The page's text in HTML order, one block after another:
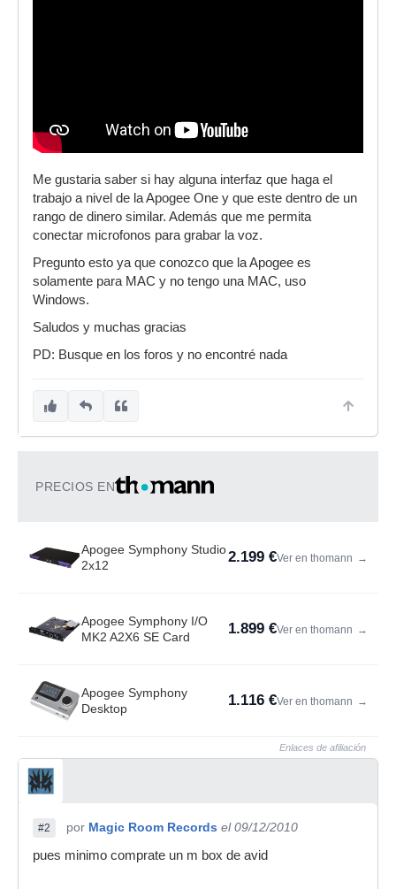
Me gustaria saber si hay alguna interfaz que haga el
trabajo a nivel de la Apogee One y que este dentro de un
rango de dinero similar. Además que me permita
conectar microfonos para grabar la voz.
Pregunto esto ya que conozco que la Apogee es
solamente para MAC y no tengo una MAC, uso
Windows.
Saludos y muchas gracias
PD: Busque en los foros y no encontré nada
PRECIOS EN
Apogee Symphony Studio
2x12
2.199 €Ver en thomann →
Apogee Symphony I/O
MK2 A2X6 SE Card
1.899 €Ver en thomann →
Apogee Symphony
Desktop
1.116 €Ver en thomann →
Enlaces de afiliación
#2 por Magic Room Records el 09/12/2010
pues minimo comprate un m box de avid